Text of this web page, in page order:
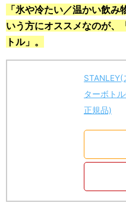
「氷や冷たい／温かい飲
いう方にオススメなのが、
トル」。
ターボト
正規品)